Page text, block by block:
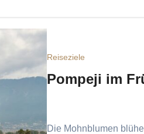
Reiseziele
Pompeji im
Die Mohnblumen